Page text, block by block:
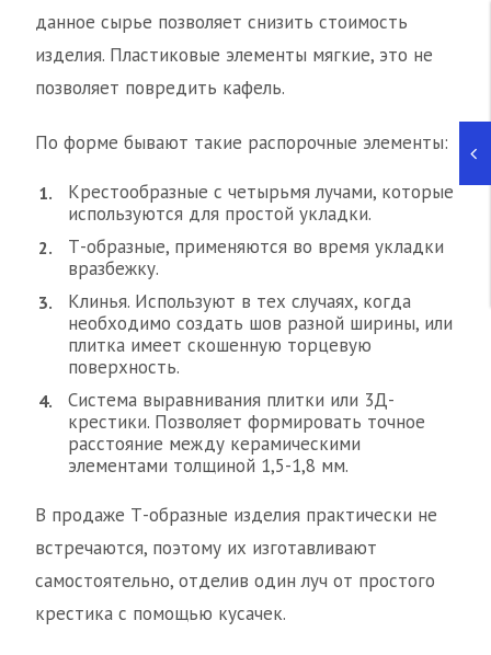
данное сырье позволяет снизить стоимость
изделия. Пластиковые элементы мягкие, это не
позволяет повредить кафель.
По форме бывают такие распорочные элементы:
Крестообразные с четырьмя лучами, которые
используются для простой укладки.
Т-образные, применяются во время укладки
вразбежку.
Клинья. Используют в тех случаях, когда
необходимо создать шов разной ширины, или
плитка имеет скошенную торцевую
поверхность.
Система выравнивания плитки или 3Д-
крестики. Позволяет формировать точное
расстояние между керамическими
элементами толщиной 1,5-1,8 мм.
В продаже Т-образные изделия практически не
встречаются, поэтому их изготавливают
самостоятельно, отделив один луч от простого
крестика с помощью кусачек.